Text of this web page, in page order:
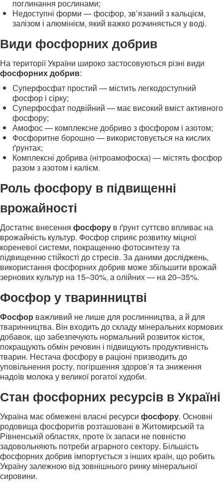
поглинання рослинами;
Недоступні форми — фосфор, зв’язаний з кальцієм,
залізом і алюмінієм, який важко розчиняється у воді.
Види фосфорних добрив
На території України широко застосовуються різні види
фосфорних добрив:
Суперфосфат простий — містить легкодоступний
фосфор і сірку;
Суперфосфат подвійний — має високий вміст активного
фосфору;
Амофос — комплексне добриво з фосфором і азотом;
Фосфоритне борошно — використовується на кислих
ґрунтах;
Комплексні добрива (нітроамофоска) — містять фосфор
разом з азотом і калієм.
Роль фосфору в підвищенні
врожайності
Достатнє внесення фосфору в ґрунт суттєво впливає на
врожайність культур. Фосфор сприяє розвитку міцної
кореневої системи, покращенню фотосинтезу та
підвищенню стійкості до стресів. За даними досліджень,
використання фосфорних добрив може збільшити врожай
зернових культур на 15–30%, а олійних — на 20–35%.
Фосфор у тваринництві
Фосфор важливий не лише для рослинництва, а й для
тваринництва. Він входить до складу мінеральних кормових
добавок, що забезпечують нормальний розвиток кісток,
покращують обмін речовин і підвищують продуктивність
тварин. Нестача фосфору в раціоні призводить до
уповільнення росту, погіршення здоров’я та зниження
надоїв молока у великої рогатої худоби.
Стан фосфорних ресурсів в Україні
Україна має обмежені власні ресурси фосфору. Основні
родовища фосфоритів розташовані в Житомирській та
Рівненській областях, проте їх запаси не повністю
задовольняють потреби аграрного сектору. Більшість
фосфорних добрив імпортується з інших країн, що робить
Україну залежною від зовнішнього ринку мінеральної
сировини.